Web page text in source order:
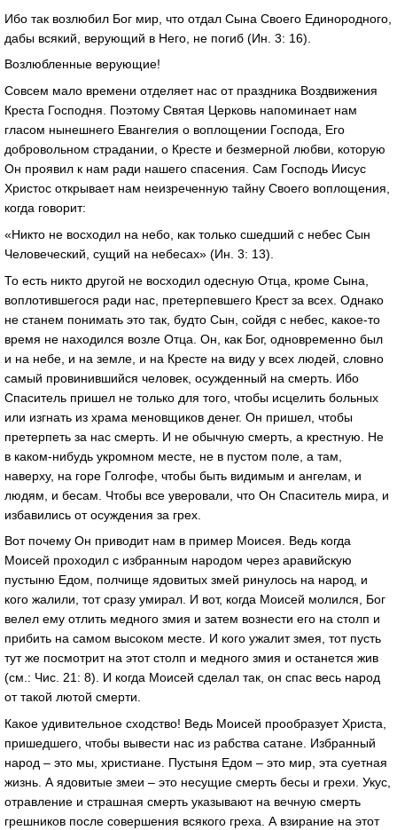
Ибо так возлюбил Бог мир, что отдал Сына Своего Единородного,
дабы всякий, верующий в Него, не погиб (Ин. 3: 16).
Возлюбленные верующие!
Совсем мало времени отделяет нас от праздника Воздвижения
Креста Господня. Поэтому Святая Церковь напоминает нам
гласом нынешнего Евангелия о воплощении Господа, Его
добровольном страдании, о Кресте и безмерной любви, которую
Он проявил к нам ради нашего спасения. Сам Господь Иисус
Христос открывает нам неизреченную тайну Своего воплощения,
когда говорит:
«Никто не восходил на небо, как только сшедший с небес Сын
Человеческий, сущий на небесах» (Ин. 3: 13).
То есть никто другой не восходил одесную Отца, кроме Сына,
воплотившегося ради нас, претерпевшего Крест за всех. Однако
не станем понимать это так, будто Сын, сойдя с небес, какое-то
время не находился возле Отца. Он, как Бог, одновременно был
и на небе, и на земле, и на Кресте на виду у всех людей, словно
самый провинившийся человек, осужденный на смерть. Ибо
Спаситель пришел не только для того, чтобы исцелить больных
или изгнать из храма меновщиков денег. Он пришел, чтобы
претерпеть за нас смерть. И не обычную смерть, а крестную. Не
в каком-нибудь укромном месте, не в пустом поле, а там,
наверху, на горе Голгофе, чтобы быть видимым и ангелам, и
людям, и бесам. Чтобы все уверовали, что Он Спаситель мира, и
избавились от осуждения за грех.
Вот почему Он приводит нам в пример Моисея. Ведь когда
Моисей проходил с избранным народом через аравийскую
пустыню Едом, полчище ядовитых змей ринулось на народ, и
кого жалили, тот сразу умирал. И вот, когда Моисей молился, Бог
велел ему отлить медного змия и затем вознести его на столп и
прибить на самом высоком месте. И кого ужалит змея, тот пусть
тут же посмотрит на этот столп и медного змия и останется жив
(см.: Чис. 21: 8). И когда Моисей сделал так, он спас весь народ
от такой лютой смерти.
Какое удивительное сходство! Ведь Моисей прообразует Христа,
пришедшего, чтобы вывести нас из рабства сатане. Избранный
народ – это мы, христиане. Пустыня Едом – это мир, эта суетная
жизнь. А ядовитые змеи – это несущие смерть бесы и грехи. Укус,
отравление и страшная смерть указывают на вечную смерть
грешников после совершения всякого греха. А взирание на этот